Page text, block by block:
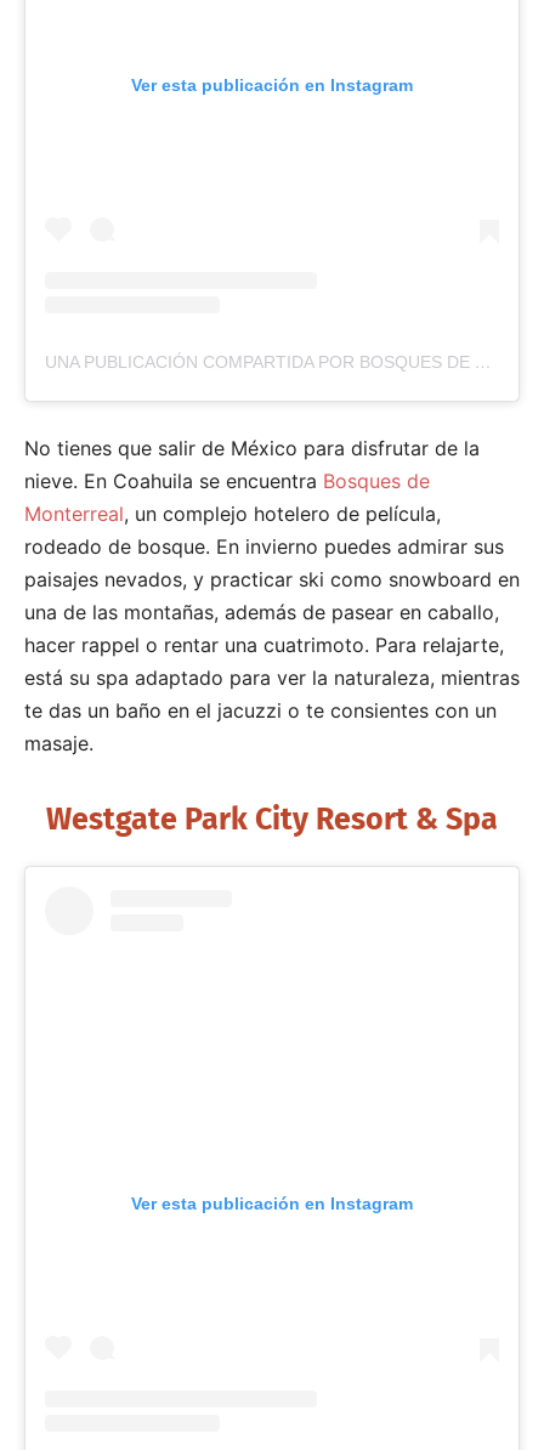
Ver esta publicación en Instagram
UNA PUBLICACIÓN COMPARTIDA POR BOSQUES DE MONTERREAL RESORT (@BOSQUESDEMONTERREAL)
No tienes que salir de México para disfrutar de la
nieve. En Coahuila se encuentra Bosques de
Monterreal, un complejo hotelero de película,
rodeado de bosque. En invierno puedes admirar sus
paisajes nevados, y practicar ski como snowboard en
una de las montañas, además de pasear en caballo,
hacer rappel o rentar una cuatrimoto. Para relajarte,
está su spa adaptado para ver la naturaleza, mientras
te das un baño en el jacuzzi o te consientes con un
masaje.
Westgate Park City Resort & Spa
Ver esta publicación en Instagram